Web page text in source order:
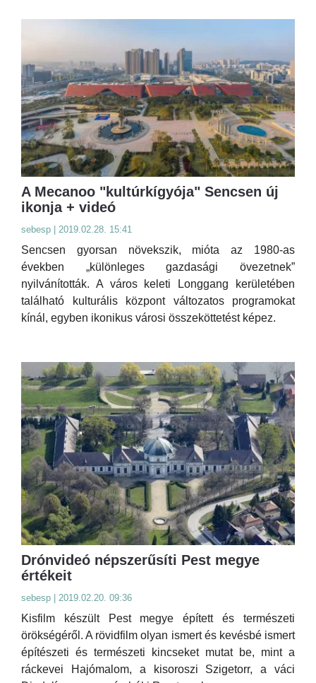
A Mecanoo "kultúrkígyója" Sencsen új
ikonja + videó
sebesp | 2019.02.28. 15:41
Sencsen gyorsan növekszik, mióta az 1980-as
években „különleges gazdasági övezetnek”
nyilvánították. A város keleti Longgang kerületében
található kulturális központ változatos programokat
kínál, egyben ikonikus városi összeköttetést képez.
Drónvideó népszerűsíti Pest megye
értékeit
sebesp | 2019.02.20. 09:36
Kisfilm készült Pest megye épített és természeti
örökségéről. A rövidfilm olyan ismert és kevésbé ismert
építészeti és természeti kincseket mutat be, mint a
ráckevei Hajómalom, a kisoroszi Szigetorr, a váci